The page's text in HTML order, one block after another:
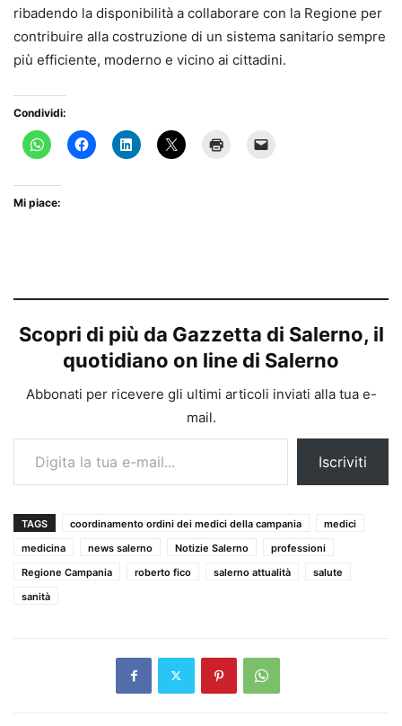
ribadendo la disponibilità a collaborare con la Regione per
contribuire alla costruzione di un sistema sanitario sempre
più efficiente, moderno e vicino ai cittadini.
Condividi:
Mi piace:
Scopri di più da Gazzetta di Salerno, il
quotidiano on line di Salerno
Abbonati per ricevere gli ultimi articoli inviati alla tua e-
mail.
Digita la tua e-mail...
Iscriviti
TAGS coordinamento ordini dei medici della campania
medici
medicina
news salerno Notizie Salerno
professioni
Regione Campania
roberto fico salerno attualità
salute
sanità